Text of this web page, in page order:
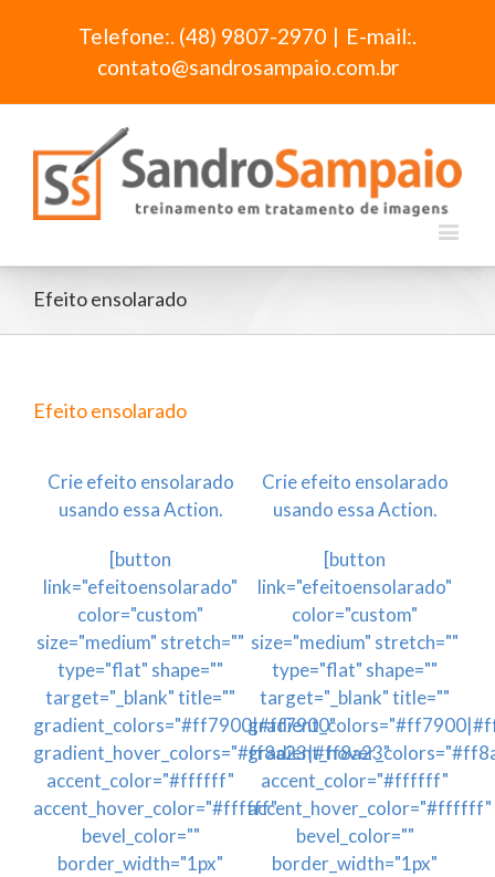
Telefone:. (48) 9807-2970 | E-mail:.
contato@sandrosampaio.com.br
Efeito ensolarado
Efeito ensolarado
Crie efeito ensolarado
usando essa Action.
[button
link="efeitoensolarado"
color="custom"
size="medium" stretch=""
type="flat" shape=""
target="_blank" title=""
gradient_colors="#ff7900|#ff7900"
gradient_hover_colors="#ff8a23|#ff8a23"
accent_color="#ffffff"
accent_hover_color="#ffffff"
bevel_color=""
border_width="1px"
Crie efeito ensolarado
usando essa Action.
[button
link="efeitoensolarado"
color="custom"
size="medium" stretch=""
type="flat" shape=""
target="_blank" title=""
accent_color="#ffffff"
accent_hover_color="#ffffff"
bevel_color=""
border_width="1px"